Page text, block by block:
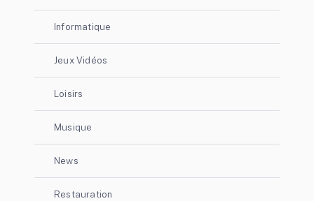
Informatique
Jeux Vidéos
Loisirs
Musique
News
Restauration